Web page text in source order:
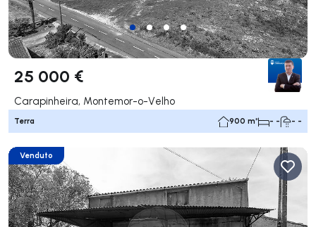
25 000 €
Carapinheira, Montemor-o-Velho
Terra 900 m² - - - -
Venduto